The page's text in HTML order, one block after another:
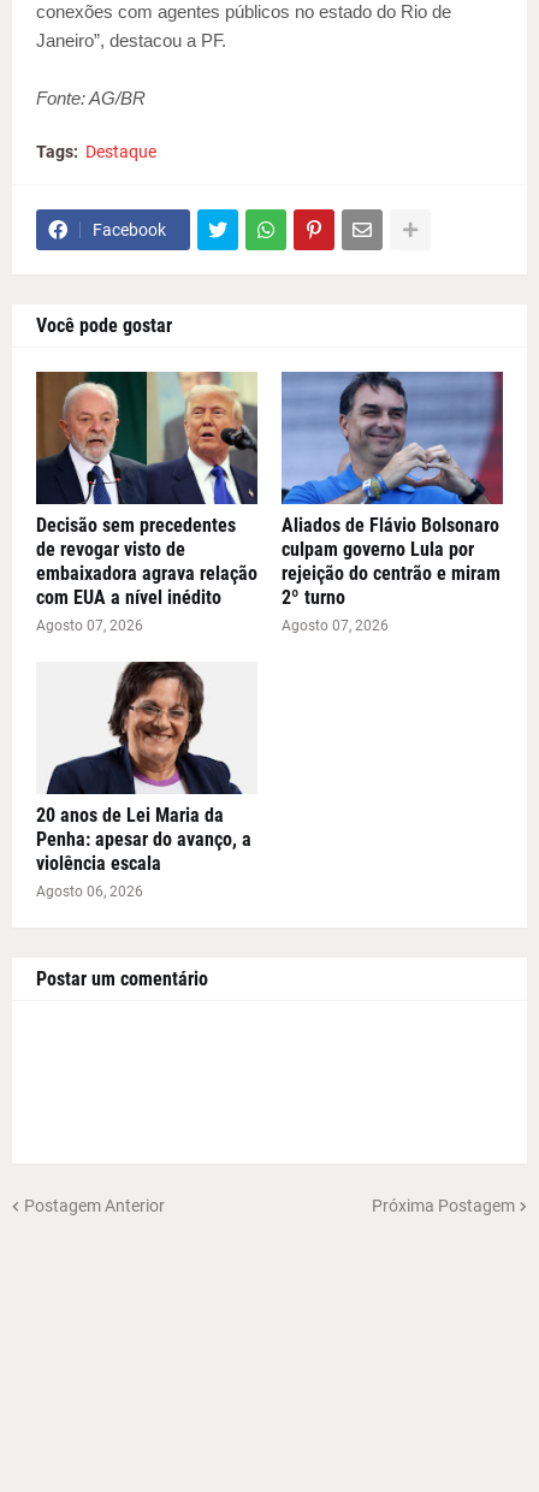
conexões com agentes públicos no estado do Rio de
Janeiro”, destacou a PF.
Fonte: AG/BR
Tags: Destaque
Facebook
Você pode gostar
Decisão sem precedentes
de revogar visto de
embaixadora agrava relação
com EUA a nível inédito
Agosto 07, 2026
Aliados de Flávio Bolsonaro
culpam governo Lula por
rejeição do centrão e miram
2º turno
Agosto 07, 2026
20 anos de Lei Maria da
Penha: apesar do avanço, a
violência escala
Agosto 06, 2026
Postar um comentário
Postagem Anterior Próxima Postagem